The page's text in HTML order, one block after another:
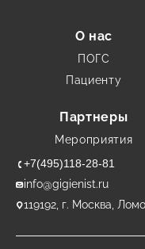
О нас
ПОГС
Пациенту
Партнеры
Мероприятия
+7(495)118-28-81
info@gigienist.ru
119192, г. Москва,